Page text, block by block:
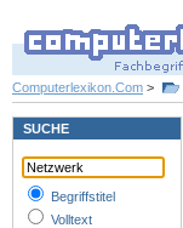
Computerlexikon.Com >
SUCHE
Begriffstitel
Volltext